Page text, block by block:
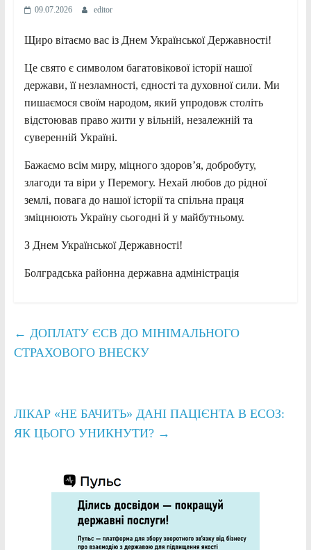
09.07.2026 editor
Щиро вітаємо вас із Днем Української Державності!
Це свято є символом багатовікової історії нашої
держави, її незламності, єдності та духовної сили. Ми
пишаємося своїм народом, який упродовж століть
відстоював право жити у вільній, незалежній та
суверенній Україні.
Бажаємо всім миру, міцного здоров’я, добробуту,
злагоди та віри у Перемогу. Нехай любов до рідної
землі, повага до нашої історії та спільна праця
зміцнюють Україну сьогодні й у майбутньому.
З Днем Української Державності!
Болградська районна державна адміністрація
← ДОПЛАТУ ЄСВ ДО МІНІМАЛЬНОГО
СТРАХОВОГО ВНЕСКУ
ЛІКАР «НЕ БАЧИТЬ» ДАНІ ПАЦІЄНТА В ЕСОЗ:
ЯК ЦЬОГО УНИКНУТИ? →